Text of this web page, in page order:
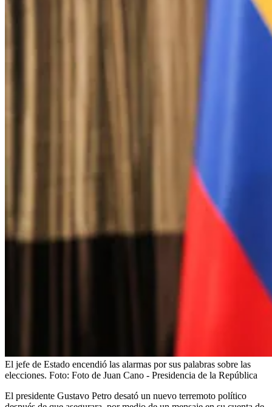
El jefe de Estado encendió las alarmas por sus palabras sobre las
elecciones. Foto: Foto de Juan Cano - Presidencia de la República
El presidente Gustavo Petro desató un nuevo terremoto político